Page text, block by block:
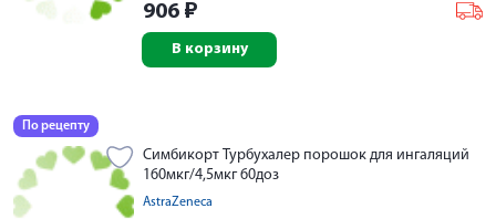
906 ₽
В корзину
По рецепту
Симбикорт Турбухалер порошок для ингаляций
160мкг/4,5мкг 60доз
AstraZeneca